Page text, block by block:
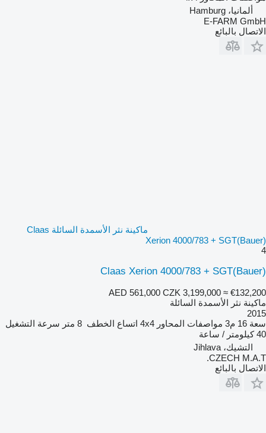
ألمانيا، Hamburg
E-FARM GmbH
الاتصال بالبائع
ماكينة نثر الأسمدة السائلة Claas
Xerion 4000/783 + SGT(Bauer)
4
Claas Xerion 4000/783 + SGT(Bauer)
AED 561,000 CZK 3,199,000 ≈ €132,200
ماكينة نثر الأسمدة السائلة
2015
سعة 16 م3 مواصفات المحاور 4x4 اتساع الخطف 8 متر
سرعة التشغيل
40 كيلومتر / ساعة
التشيك، Jihlava
CZECH M.A.T.
الاتصال بالبائع